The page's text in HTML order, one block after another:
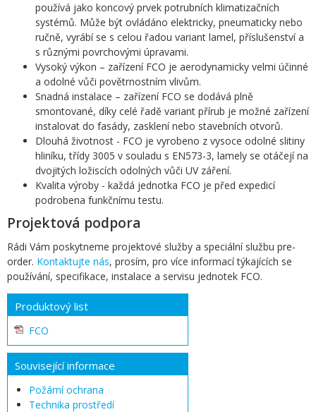
používá jako koncový prvek potrubních klimatizačních
systémů. Může být ovládáno elektricky, pneumaticky nebo
ručně, vyrábí se s celou řadou variant lamel, příslušenství a
s různými povrchovými úpravami.
Vysoký výkon – zařízení FCO je aerodynamicky velmi účinné
a odolné vůči povětrnostním vlivům.
Snadná instalace – zařízení FCO se dodává plně
smontované, díky celé řadě variant přírub je možné zařízení
instalovat do fasády, zasklení nebo stavebních otvorů.
Dlouhá životnost - FCO je vyrobeno z vysoce odolné slitiny
hliníku, třídy 3005 v souladu s EN573-3, lamely se otáčejí na
dvojitých ložiscích odolných vůči UV záření.
Kvalita výroby - každá jednotka FCO je před expedicí
podrobena funkčnímu testu.
Projektová podpora
Rádi Vám poskytneme projektové služby a speciální službu pre-
order. Kontaktujte nás, prosím, pro více informací týkajících se
používání, specifikace, instalace a servisu jednotek FCO.
Produktový list
FCO
Související informace
Požární ochrana
Technika prostředí